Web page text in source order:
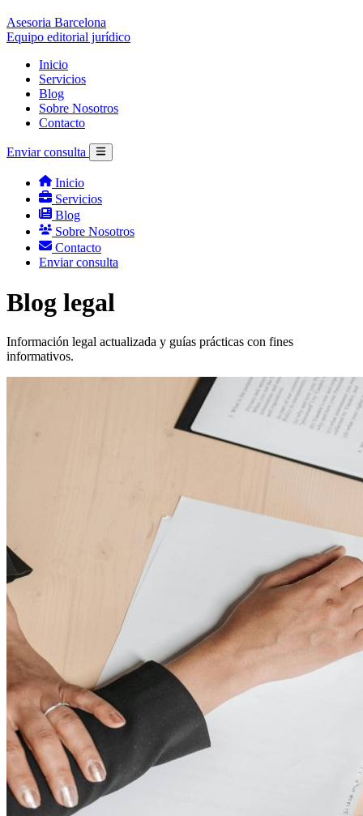
Asesoria Barcelona
Equipo editorial jurídico
Inicio
Servicios
Blog
Sobre Nosotros
Contacto
Enviar consulta
Inicio
Servicios
Blog
Sobre Nosotros
Contacto
Enviar consulta
Blog legal
Información legal actualizada y guías prácticas con fines
informativos.